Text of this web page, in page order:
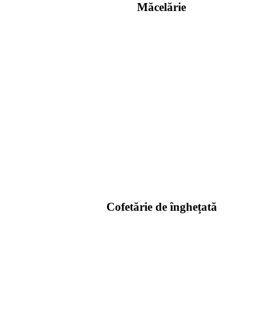
Măcelărie
Cofetărie de înghețată